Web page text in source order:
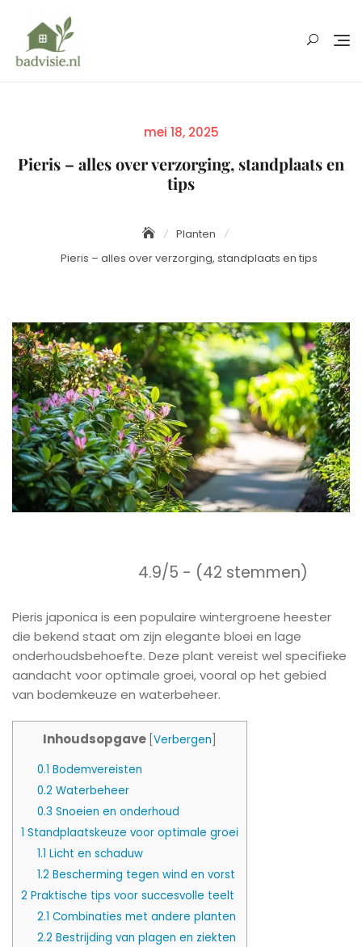
content
Posted
mei 18, 2025
Pieris – alles over verzorging, standplaats en
tips
Planten
Pieris – alles over verzorging, standplaats en tips
4.9/5 - (42 stemmen)
Pieris japonica is een populaire wintergroene heester
die bekend staat om zijn elegante bloei en lage
onderhoudsbehoefte. Deze plant vereist wel specifieke
aandacht voor optimale groei, vooral op het gebied
van bodemkeuze en waterbeheer.
Inhoudsopgave Verbergen
0.1 Bodemvereisten
0.2 Waterbeheer
0.3 Snoeien en onderhoud
1 Standplaatskeuze voor optimale groei
1.1 Licht en schaduw
1.2 Bescherming tegen wind en vorst
2 Praktische tips voor succesvolle teelt
2.1 Combinaties met andere planten
2.2 Bestrijding van plagen en ziekten